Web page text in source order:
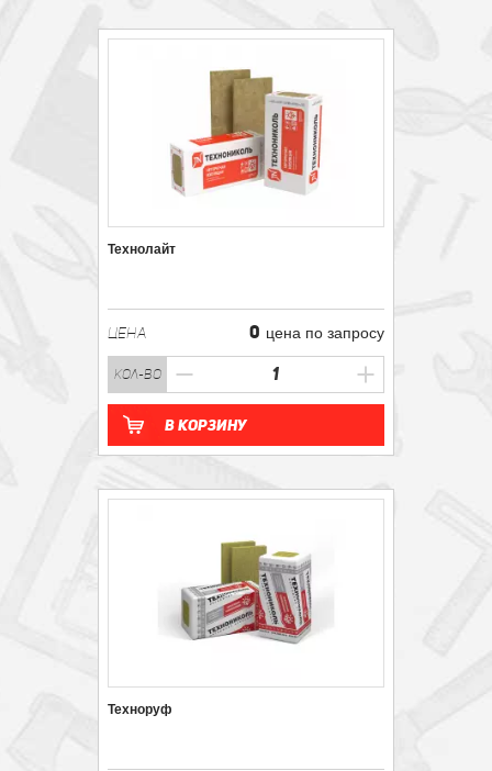
Технолайт
ЦЕНА 0 цена по запросу
кол-во
В корзину
Техноруф